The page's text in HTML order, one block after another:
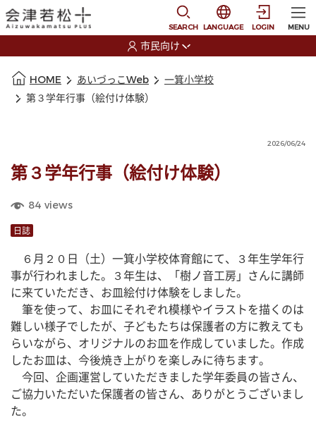
SEARCH
選択すると言語の切
LANGUAGE LOGIN MENU
市民向け
HOME あいづっこWeb
一箕小学校
第３学年行事（絵付け体験）
2026/06/24
第３学年行事（絵付け体験）
84 views
日誌
６月２０日（土）一箕小学校体育館にて、３年生学年行
事が行われました。３年生は、「樹ノ音工房」さんに講師
に来ていただき、お皿絵付け体験をしました。
筆を使って、お皿にそれぞれ模様やイラストを描くのは
難しい様子でしたが、子どもたちは保護者の方に教えても
らいながら、オリジナルのお皿を作成していました。作成
したお皿は、今後焼き上がりを楽しみに待ちます。
今回、企画運営していただきました学年委員の皆さん、
ご協力いただいた保護者の皆さん、ありがとうございまし
た。